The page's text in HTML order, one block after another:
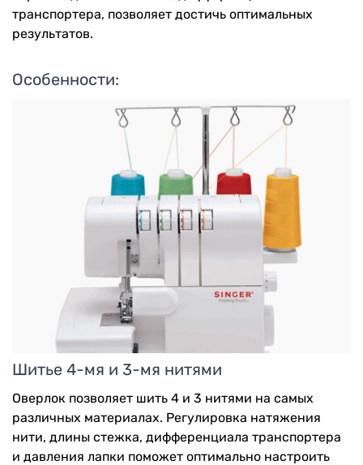
транспортера, позволяет достичь оптимальных
результатов.
Особенности:
Шитье 4-мя и 3-мя нитями
Оверлок позволяет шить 4 и 3 нитями на самых
различных материалах. Регулировка натяжения
нити, длины стежка, дифференциала транспортера
и давления лапки поможет оптимально настроить